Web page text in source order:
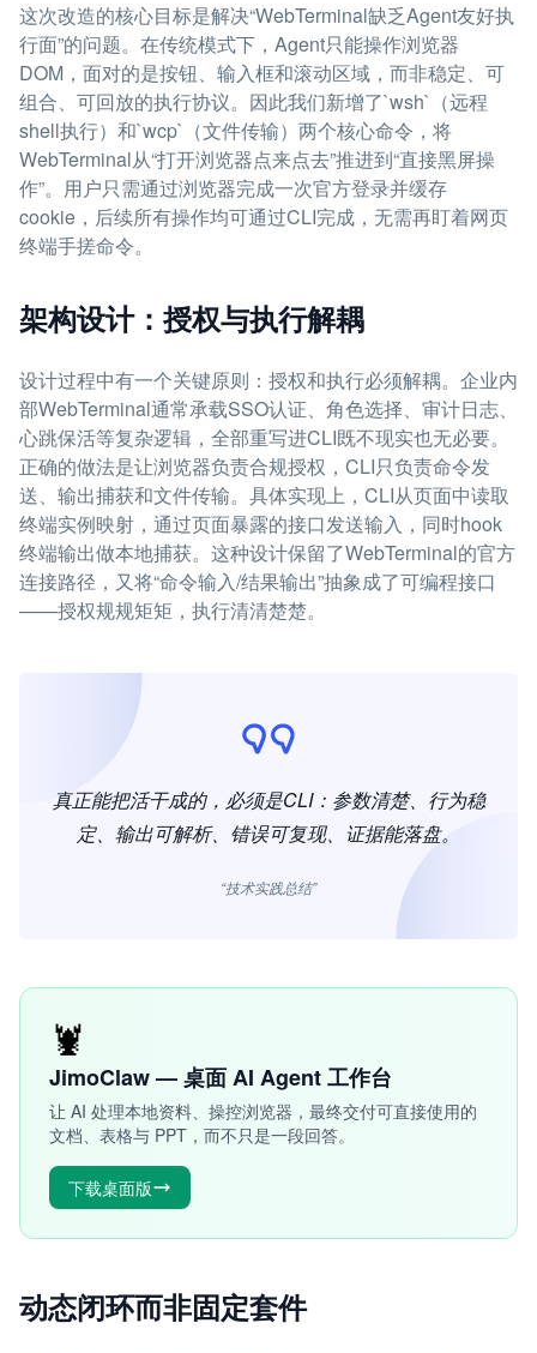
这次改造的核心目标是解决“WebTerminal缺乏Agent友好执
行面”的问题。在传统模式下，Agent只能操作浏览器
DOM，面对的是按钮、输入框和滚动区域，而非稳定、可
组合、可回放的执行协议。因此我们新增了`wsh`（远程
shell执行）和`wcp`（文件传输）两个核心命令，将
WebTerminal从“打开浏览器点来点去”推进到“直接黑屏操
作”。用户只需通过浏览器完成一次官方登录并缓存
cookie，后续所有操作均可通过CLI完成，无需再盯着网页
终端手搓命令。
架构设计：授权与执行解耦
设计过程中有一个关键原则：授权和执行必须解耦。企业内
部WebTerminal通常承载SSO认证、角色选择、审计日志、
心跳保活等复杂逻辑，全部重写进CLI既不现实也无必要。
正确的做法是让浏览器负责合规授权，CLI只负责命令发
送、输出捕获和文件传输。具体实现上，CLI从页面中读取
终端实例映射，通过页面暴露的接口发送输入，同时hook
终端输出做本地捕获。这种设计保留了WebTerminal的官方
连接路径，又将“命令输入/结果输出”抽象成了可编程接口
——授权规规矩矩，执行清清楚楚。
真正能把活干成的，必须是CLI：参数清楚、行为稳
定、输出可解析、错误可复现、证据能落盘。
“技术实践总结”
🦞
JimoClaw — 桌面 AI Agent 工作台
让 AI 处理本地资料、操控浏览器，最终交付可直接使用的
文档、表格与 PPT，而不只是一段回答。
下载桌面版
动态闭环而非固定套件